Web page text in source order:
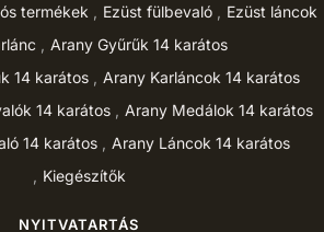
termékek Ezüst fülbevaló
Ezüst láncok
Arany Gyűrűk 14 karátos
14 karátos
Arany Karláncok 14 karátos
14 karátos
Arany Medálok 14 karátos
14 karátos
Arany Láncok 14 karátos
Kiegészítők
NYITVATARTÁS